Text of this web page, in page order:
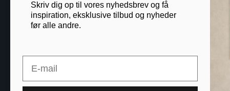
Printogrammer.dk ·
Skriv dig op til vores nyhedsbrev og få
inspiration, eksklusive tilbud og nyheder
før alle andre.